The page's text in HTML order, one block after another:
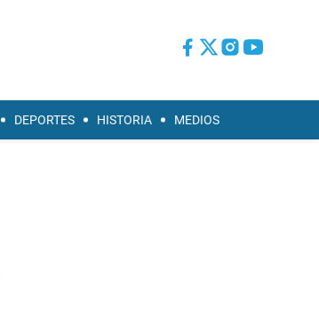
DEPORTES HISTORIA MEDIOS